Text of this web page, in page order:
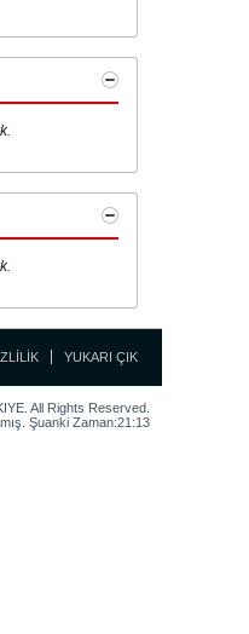
YUKARI ÇIK
All Rights Reserved.
Şuanki Zaman:21:13